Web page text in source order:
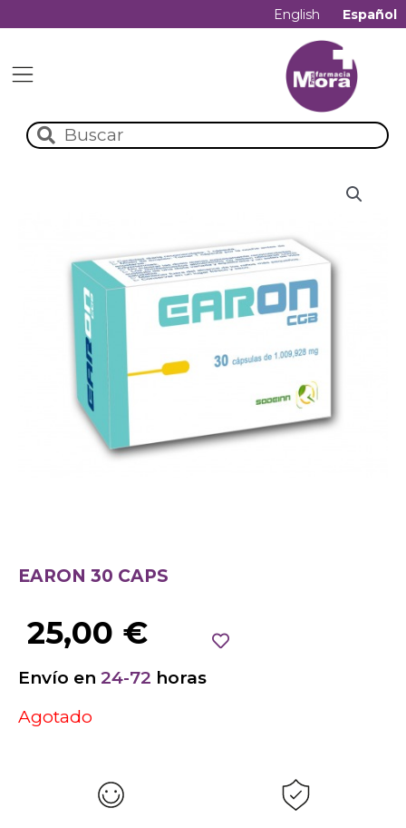
English Español
EARON 30 CAPS
25,00 €
Envío en 24-72 horas
Agotado